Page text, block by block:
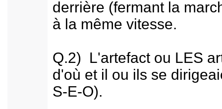
derrière (fermant la
à la même vitesse.
Q.2) L'artefact ou LES
d'où et il ou ils se
S-E-O).